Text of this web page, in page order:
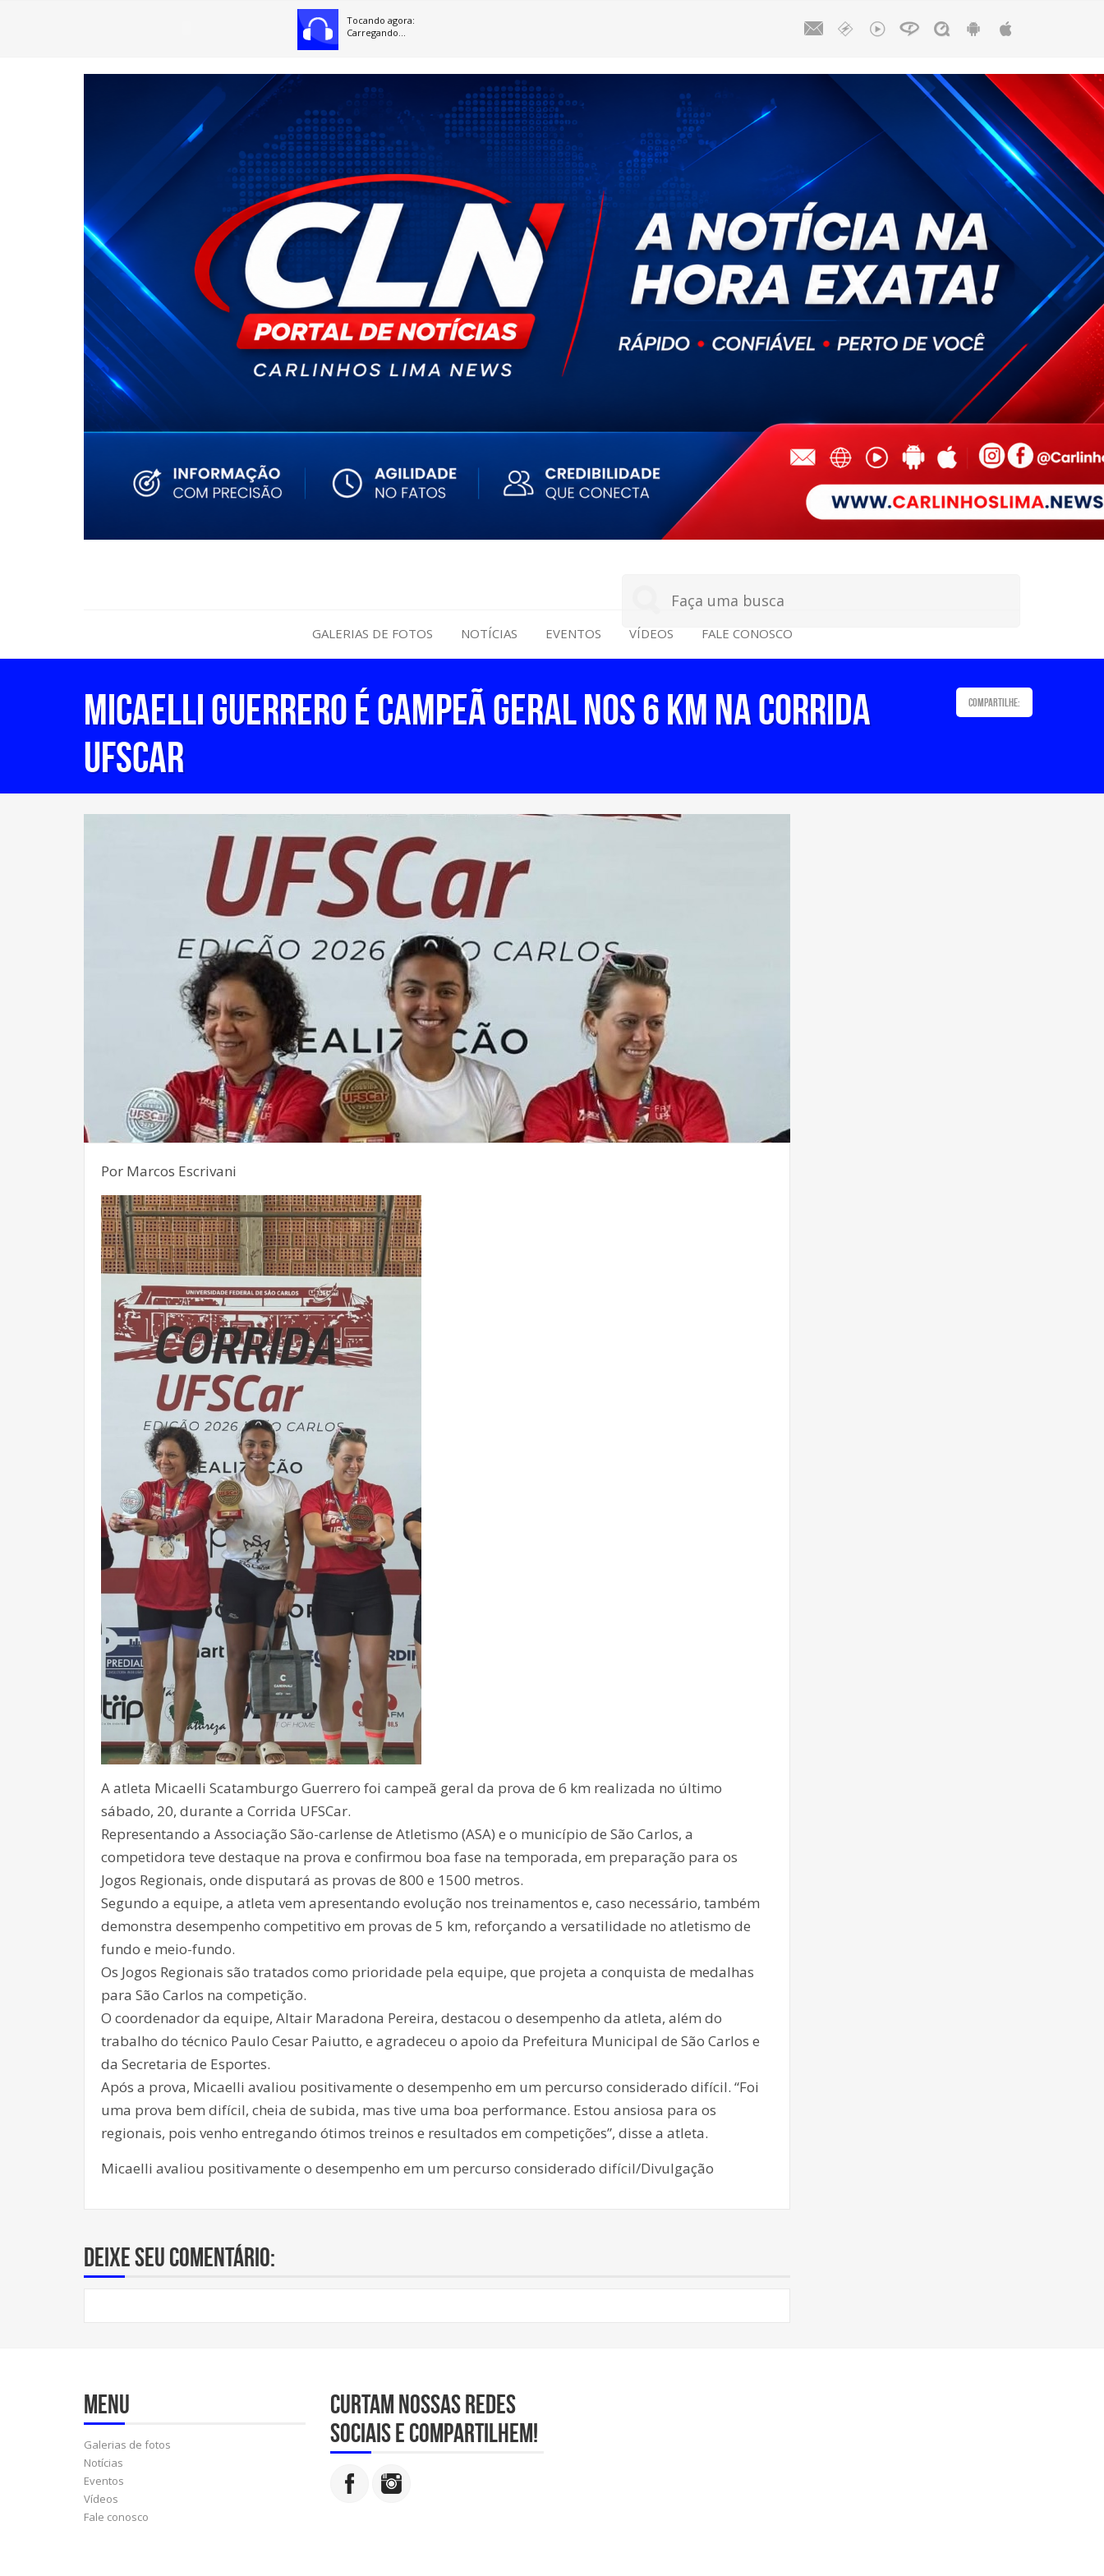
Tocando agora:
Carregando...
GALERIAS DE FOTOS NOTÍCIAS EVENTOS VÍDEOS FALE CONOSCO
Micaelli Guerrero é campeã geral nos 6 km na Corrida
UFSCar
Compartilhe:
Por Marcos Escrivani
A atleta Micaelli Scatamburgo Guerrero foi campeã geral da prova de 6 km realizada no último
sábado, 20, durante a Corrida UFSCar.
Representando a Associação São-carlense de Atletismo (ASA) e o município de São Carlos, a
competidora teve destaque na prova e confirmou boa fase na temporada, em preparação para os
Jogos Regionais, onde disputará as provas de 800 e 1500 metros.
Segundo a equipe, a atleta vem apresentando evolução nos treinamentos e, caso necessário, também
demonstra desempenho competitivo em provas de 5 km, reforçando a versatilidade no atletismo de
fundo e meio-fundo.
Os Jogos Regionais são tratados como prioridade pela equipe, que projeta a conquista de medalhas
para São Carlos na competição.
O coordenador da equipe, Altair Maradona Pereira, destacou o desempenho da atleta, além do
trabalho do técnico Paulo Cesar Paiutto, e agradeceu o apoio da Prefeitura Municipal de São Carlos e
da Secretaria de Esportes.
Após a prova, Micaelli avaliou positivamente o desempenho em um percurso considerado difícil. “Foi
uma prova bem difícil, cheia de subida, mas tive uma boa performance. Estou ansiosa para os
regionais, pois venho entregando ótimos treinos e resultados em competições”, disse a atleta.
Micaelli avaliou positivamente o desempenho em um percurso considerado difícil/Divulgação
Deixe seu comentário:
Menu
Galerias de fotos
Notícias
Eventos
Vídeos
Fale conosco
Curtam nossas redes
sociais e compartilhem!